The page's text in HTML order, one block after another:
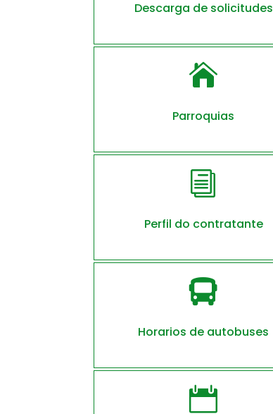
Descarga de solicitudes

Parroquias
i
Perfil do contratante

Horarios de autobuses
